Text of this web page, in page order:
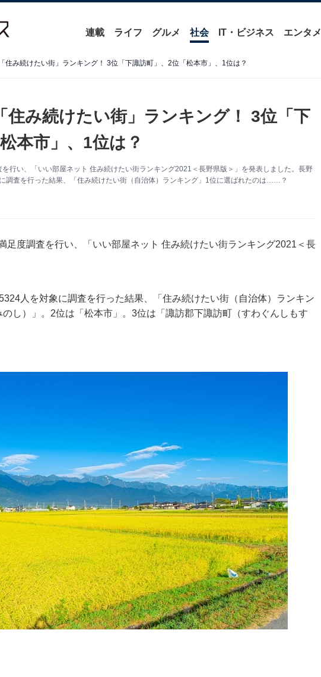
連載 ライフ グルメ 社会 IT・ビジネス エンタメ
住み続けたい街」ランキング！ 3位「下諏訪町」、2位「松本市」、1位は？
住み続けたい街」ランキング！ 3位「下
本市」、1位は？
行い、「いい部屋ネット 住み続けたい街ランキング2021＜長野県版＞」を発表しました。長野
調査を行った結果、「住み続けたい街（自治体）ランキング」1位に選ばれたのは……？
足度調査を行い、「いい部屋ネット 住み続けたい街ランキング2021＜長
人を対象に調査を行った結果、「住み続けたい街（自治体）ランキン
し）」。2位は「松本市」。3位は「諏訪郡下諏訪町（すわぐんしもす